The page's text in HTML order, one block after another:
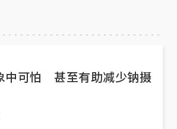
中可怕 甚至有助减少钠摄